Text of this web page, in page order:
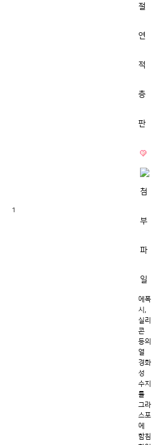
1
절
연
적
층
판
에폭
시,
실리
콘
등의
열
경화
성
수지
를
그라
스포
에
함침